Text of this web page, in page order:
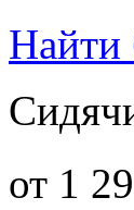
Найти
от 1